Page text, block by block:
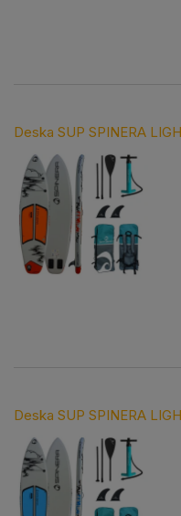
Deska SUP SPINERA
Deska SUP SPINERA